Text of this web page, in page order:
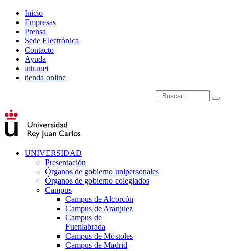
Inicio
Empresas
Prensa
Sede Electrónica
Contacto
Ayuda
intranet
tienda online
Introduce términos de
UNIVERSIDAD
Presentación
Órganos de gobierno unipersonales
Órganos de gobierno colegiados
Campus
Campus de Alcorcón
Campus de Aranjuez
Campus de
Fuenlabrada
Campus de Móstoles
Campus de Madrid